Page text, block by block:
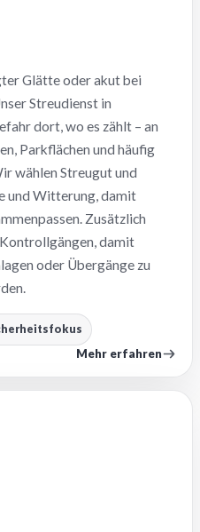
Glätte oder akut bei
Streudienst in
dort, wo es zählt – an
Parkflächen und häufig
wählen Streugut und
und Witterung, damit
Zusätzlich
damit
oder Übergänge zu
Mehr erfahren